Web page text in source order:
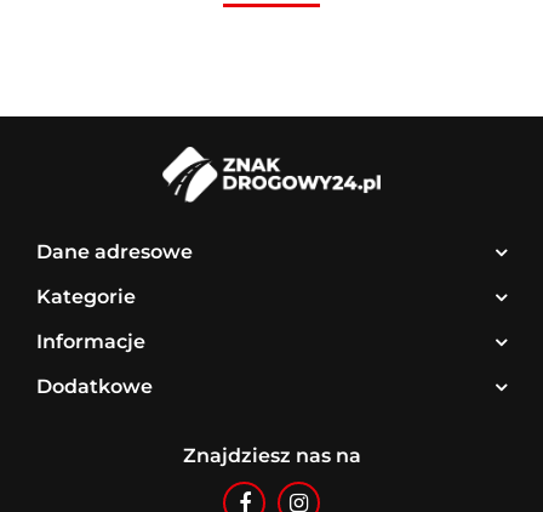
Dane adresowe
Kategorie
Informacje
Dodatkowe
Znajdziesz nas na